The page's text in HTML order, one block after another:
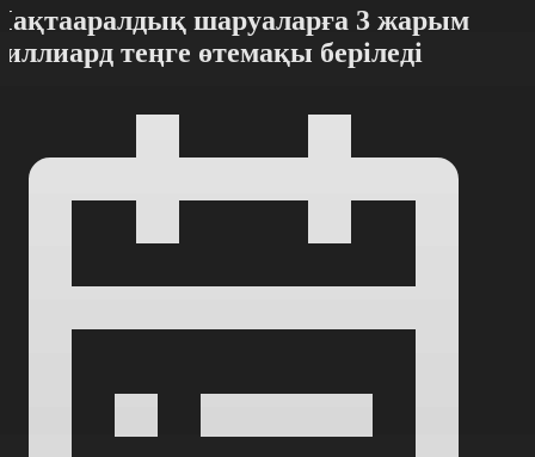
шаруаларға 3 жарым
теңге өтемақы беріледі